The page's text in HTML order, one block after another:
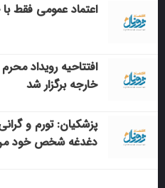
اعتماد عمومی فقط
افتتاحیه رویداد محرم
خارجه برگزار شد
پزشکیان: تورم و
دغدغه شخص خود